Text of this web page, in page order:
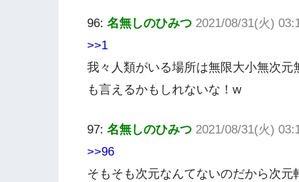
96: 名無しのひみつ 2021/08/31(火)
>>1
我々人類がいる場所は無限大小無次
も言えるかもしれないな！w
97: 名無しのひみつ 2021/08/31(火)
>>96
そもそも次元なんてないのだから次